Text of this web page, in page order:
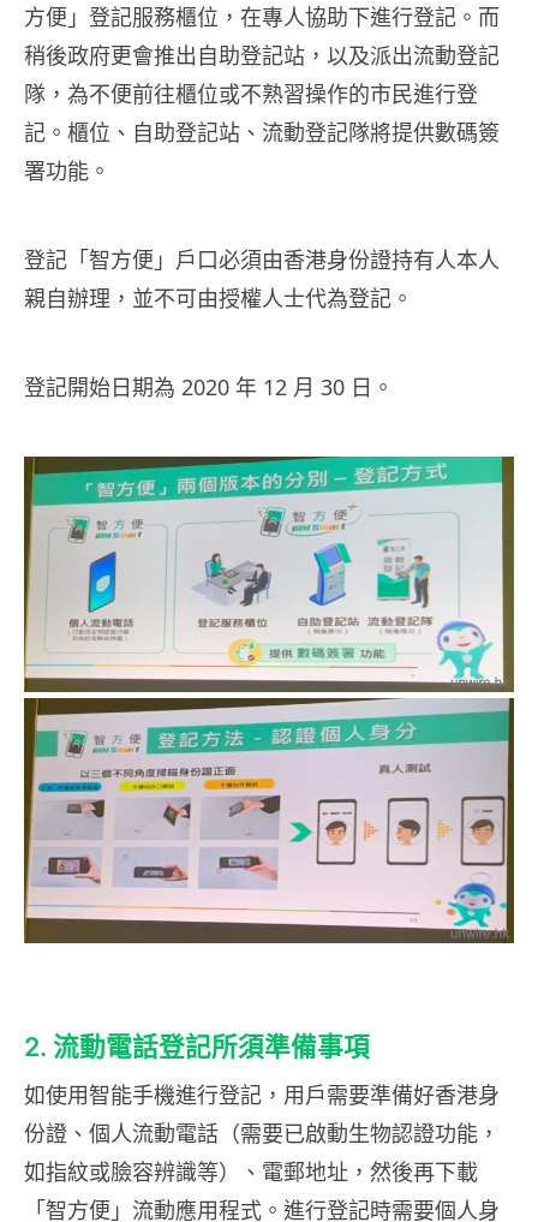
方便」登記服務櫃位，在專人協助下進行登記。而
稍後政府更會推出自助登記站，以及派出流動登記
隊，為不便前往櫃位或不熟習操作的市民進行登
記。櫃位、自助登記站、流動登記隊將提供數碼簽
署功能。
登記「智方便」戶口必須由香港身份證持有人本人
親自辦理，並不可由授權人士代為登記。
登記開始日期為 2020 年 12 月 30 日。
2. 流動電話登記所須準備事項
如使用智能手機進行登記，用戶需要準備好香港身
份證、個人流動電話（需要已啟動生物認證功能，
如指紋或臉容辨識等）、電郵地址，然後再下載
「智方便」流動應用程式。進行登記時需要個人身